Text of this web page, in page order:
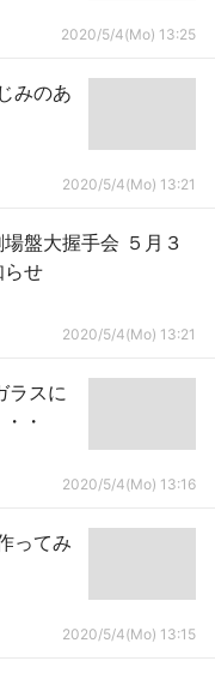
2020/5/4(Mo) 13:25
みのあ
2020/5/4(Mo) 13:21
盤大握手会 ５月３
らせ
2020/5/4(Mo) 13:21
ラスに
・
2020/5/4(Mo) 13:16
ってみ
2020/5/4(Mo) 13:15